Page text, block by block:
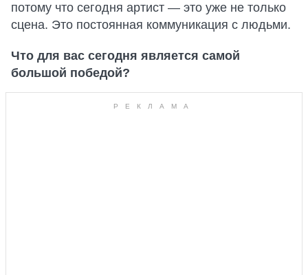
потому что сегодня артист — это уже не только
сцена. Это постоянная коммуникация с людьми.
Что для вас сегодня является самой
большой победой?